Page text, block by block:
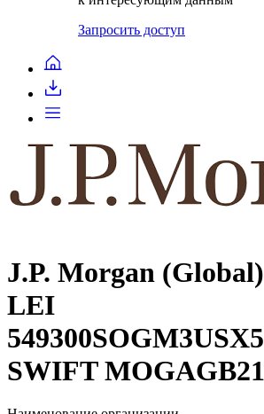
J.P. Morgan (Global)
LEI